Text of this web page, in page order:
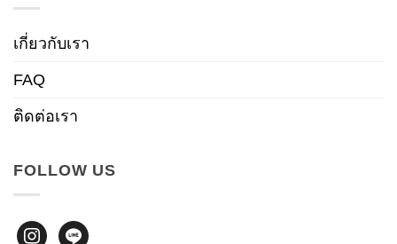
เกี่ยวกับเรา
FAQ
ติดต่อเรา
FOLLOW US
instagram
line